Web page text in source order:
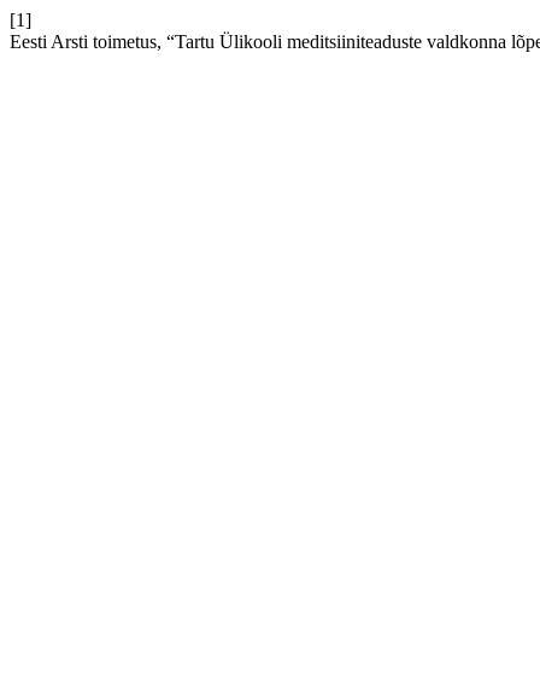
[1]
Eesti Arsti toimetus, “Tartu Ülikooli meditsiiniteaduste valdkonna